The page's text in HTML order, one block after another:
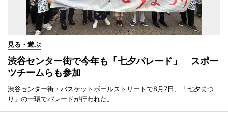
見る・遊ぶ
渋谷センター街で今年も「七夕パレード」 スポー
ツチームらも参加
渋谷センター街・バスケットボールストリートで8月7日、「七夕まつ
り」の一環でパレードが行われた。